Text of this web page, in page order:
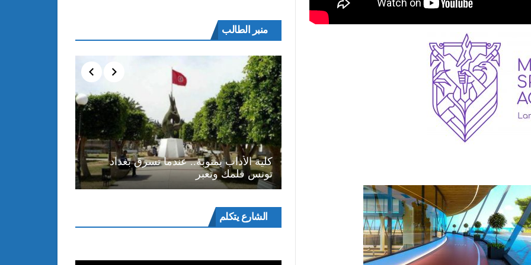
منبر الطالب
كلية الأداب بمنوبة.. عندما تسرق بغداد
تونس قلمك وتعبر
الشارع يتكلممشغل
الفيديو